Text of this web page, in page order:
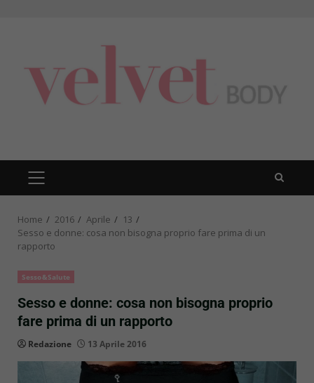
PRIMARY
MENU
Home 2016 Aprile
13
Sesso e donne: cosa non bisogna proprio fare prima di un
rapporto
Sesso&Salute
Sesso e donne: cosa non bisogna proprio
fare prima di un rapporto
Redazione 13 Aprile 2016